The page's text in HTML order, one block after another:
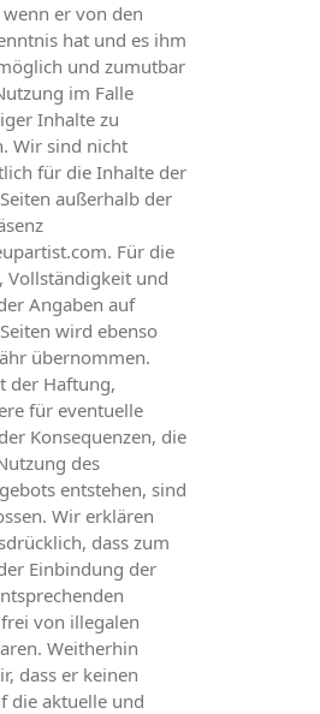
er von den
hat und es ihm
und zumutbar
im Falle
Inhalte zu
Wir sind nicht
für die Inhalte der
außerhalb der
Für die
Vollständigkeit und
Angaben auf
wird ebenso
übernommen.
der Haftung,
für eventuelle
Konsequenzen, die
des
entstehen, sind
Wir erklären
dass zum
Einbindung der
von illegalen
Weitherhin
dass er keinen
die aktuelle und